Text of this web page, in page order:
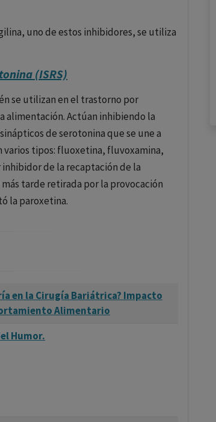
uno de estos inhibidores, se utiliza
(ISRS)
se utilizan en el trastorno por
alimentación. Actúan inhibiendo la
de serotonina que se une a
varios tipos: fluoxetina, fluvoxamina,
de la recaptación de la
tarde retirada por la provocación
la paroxetina.
en la Cirugía Bariátrica? Impacto
Alimentario
Humor.